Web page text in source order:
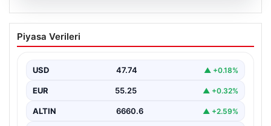
07.08.2026
Altın fiyatları canlı 7 Nisan 2026: Altın
fiyatları bugün ne kadar oldu?
Piyasa Verileri
USD 47.74 ▲ +0.18%
EUR 55.25 ▲ +0.32%
ALTIN 6660.6 ▲ +2.59%